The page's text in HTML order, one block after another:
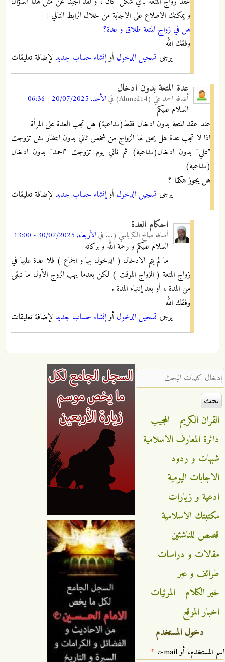
و يمكنك الاطلاع على الاجابة من خلال الرابط التالي :
هل في زواج المتعة طلاق و عدة؟
وفقك الله
يرجى تسجيل الدخول أوإنشاء حساب جديد لإضافة تعليقات
عدة المتعة بدون ادخال
أضافه احمد علي (Ahmed14) فيالأحد, 20/07/2025 - 06:36
السلام عليكم
عند عقد المتعة بدون ادخال فقط(مداعبة) هل تجب العدة على المرأة
اذا لا تجب عدة هل يحق لها الزواج من شخص ثاني بدون انتظار مثل تزوجت
"علي" بدون ادخال(مداعبة) ثم ثاني يوم تزوجت "احمد" بدون ادخال
(مداعبة)
هل يجوز هكذا ؟
يرجى تسجيل الدخول أوإنشاء حساب جديد لإضافة تعليقات
احكام العدة
أضافه صالح الكرباسي (... فيالأربعاء, 30/07/2025 - 13:00
السلام عليكم و رحمة الله و بركاته
ما لم يتم الادخال ( الدخول بها و الجماع ) فلا عدة عليها في
زواج المتعة ( الزواج الموقت ) لكن بعدما يهب الزوج الأول ما تبقى
من المدة ، أو بعد إنتهاء المدة .
وفقك الله
يرجى تسجيل الدخول أوإنشاء حساب جديد لإضافة تعليقات
‏إدخال كلمات البحث ‏
القران الكريم
المجيب
دائرة المعارف الاسلامية
شبهات و ردود
الاجابات اليومية
ادعية و زيارات
مكتبتك الاسلامية
قصص للناشئين
مقالات و دراسات
طرائف و عبر
خير الكلام
المرئيات
اخبار الموقع
دخول المستخدم
‏اسم المستخدم، أو e-mail ‏ *